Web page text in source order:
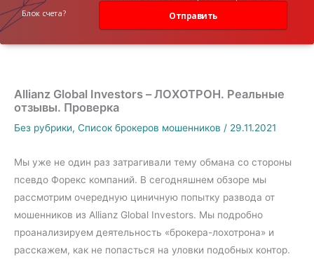
Блок счета? Отправить
Allianz Global Investors – ЛОХОТРОН. Реальные
отзывы. Проверка
Без рубрики, Список брокеров мошенников / 29.11.2021
Мы уже не один раз затрагивали тему обмана со стороны
псевдо Форекс компаний. В сегодняшнем обзоре мы
рассмотрим очередную циничную попытку развода от
мошенников из Allianz Global Investors. Мы подробно
проанализируем деятельность «брокера-лохотрона» и
расскажем, как не попасться на уловки подобных контор.